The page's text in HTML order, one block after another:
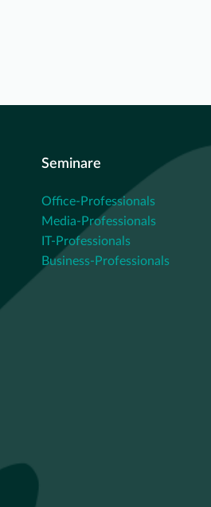
Seminare
Office-Professionals
Media-Professionals
IT-Professionals
Business-Professionals